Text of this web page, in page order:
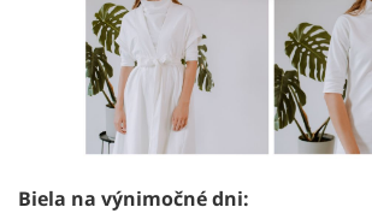
Biela na výnimočnédni: